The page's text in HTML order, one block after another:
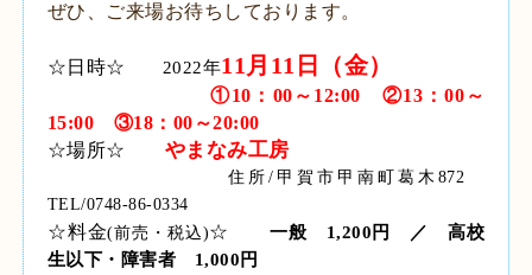
ぜひ、ご来場お待ちしております。
☆日時☆ 2022年11 月 11 日（金）
①10 ： 00 ～ 12:00 ②13 ：00 ～
15:00 ③18 ： 00 ～20:00
☆場所☆ やまなみ工房
住所/ 甲賀市甲南町葛木 872
TEL/0748-86-0334
☆料金(前売・税込)☆ 一般 1,200 円 ／ 高校
生以下・障害者 1,000 円